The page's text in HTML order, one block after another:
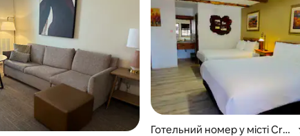
Готельний номер у місті Cre